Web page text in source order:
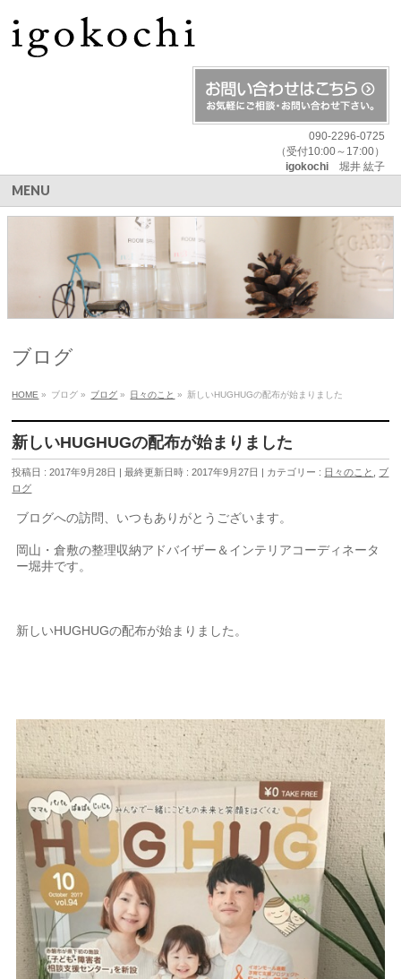
090-2296-0725
（受付10:00～17:00）
igokochi堀井 紘子
MENU
ブログ
HOME » ブログ » ブログ » 日々のこと » 新しいHUGHUGの配布が始まりました
新しいHUGHUGの配布が始まりました
投稿日 : 2017年9月28日 最終更新日時 : 2017年9月27日 カテゴリー : 日々のこと
ブ
ログ
ブログへの訪問、いつもありがとうございます。
岡山・倉敷の整理収納アドバイザー＆インテリアコーディネータ
ー堀井です。
新しいHUGHUGの配布が始まりました。